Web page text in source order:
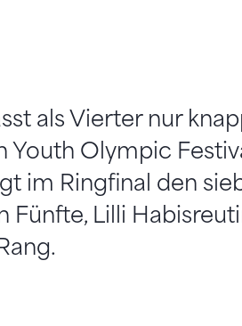
als Vierter nur
Youth Olympic
im Ringfinal den
Fünfte, Lilli